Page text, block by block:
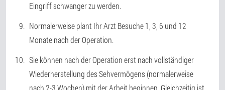
Eingriff schwanger zu werden.
Normalerweise plant Ihr Arzt Besuche 1, 3, 6 und 12
Monate nach der Operation.
Sie können nach der Operation erst nach vollständiger
Wiederherstellung des Sehvermögens (normalerweise